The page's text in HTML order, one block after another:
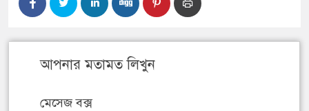
আপনার মতামত লিখুন
মেসেজ বক্স